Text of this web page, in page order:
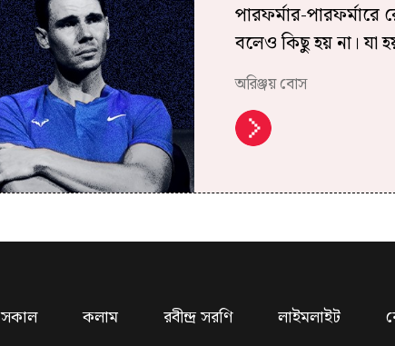
পারফর্মার-পারফর্মারে
বলেও কিছু হয় না। যা
অরিঞ্জয় বোস
সকাল কলাম রবীন্দ্র সরণি লাইমলাইট